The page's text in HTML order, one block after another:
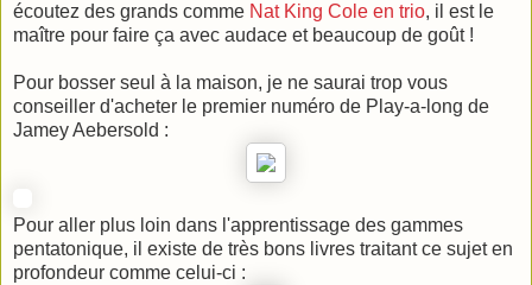
écoutez des grands comme Nat King Cole en trio, il est le
maître pour faire ça avec audace et beaucoup de goût !
Pour bosser seul à la maison, je ne saurai trop vous
conseiller d'acheter le premier numéro de Play-a-long de
Jamey Aebersold :
Pour aller plus loin dans l'apprentissage des gammes
pentatonique, il existe de très bons livres traitant ce sujet en
profondeur comme celui-ci :